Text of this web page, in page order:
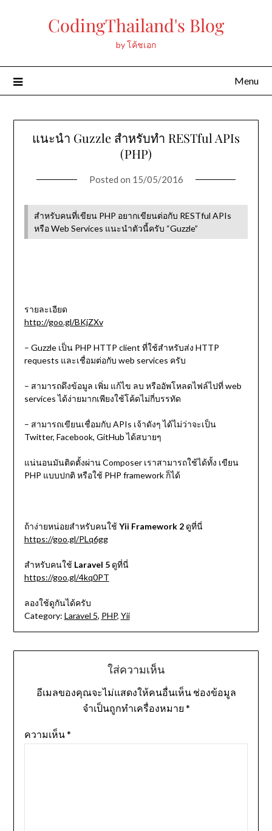
CodingThailand's Blog
by โค้ชเอก
Menu
แนะนำ Guzzle สำหรับทำ RESTful APIs
(PHP)
Posted on 15/05/2016
สำหรับคนที่เขียน PHP อยากเขียนต่อกับ RESTful APIs
หรือ Web Services แนะนำตัวนี้ครับ “Guzzle”
รายละเอียด
http://goo.gl/BKjZXv
– Guzzle เป็น PHP HTTP client ที่ใช้สำหรับส่ง HTTP
requests และเชื่อมต่อกับ web services ครับ
– สามารถดึงข้อมูล เพิ่ม แก้ไข ลบ หรืออัพโหลดไฟล์ไปที่ web
services ได้ง่ายมากเพียงใช้โค้ดไม่กี่บรรทัด
– สามารถเขียนเชื่อมกับ APIs เจ้าดังๆ ได้ไม่ว่าจะเป็น
Twitter, Facebook, GitHub ได้สบายๆ
แน่นอนมันติดตั้งผ่าน Composer เราสามารถใช้ได้ทั้ง เขียน
PHP แบบปกติ หรือใช้ PHP framework ก็ได้
ถ้าง่ายหน่อยสำหรับคนใช้Yii Framework 2ดูที่นี่
https://goo.gl/PLq6gg
สำหรับคนใช้ Laravel 5ดูที่นี่
https://goo.gl/4kq0PT
ลองใช้ดูกันได้ครับ
Category: Laravel 5, PHP, Yii
ใส่ความเห็น
อีเมลของคุณจะไม่แสดงให้คนอื่นเห็น ช่องข้อมูล
จำเป็นถูกทำเครื่องหมาย *
ความเห็น*